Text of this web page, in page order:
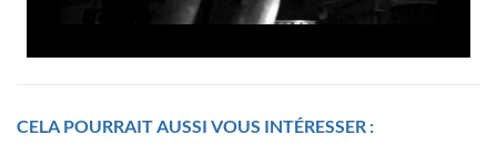
CELA POURRAIT AUSSI VOUS INTÉRESSER :